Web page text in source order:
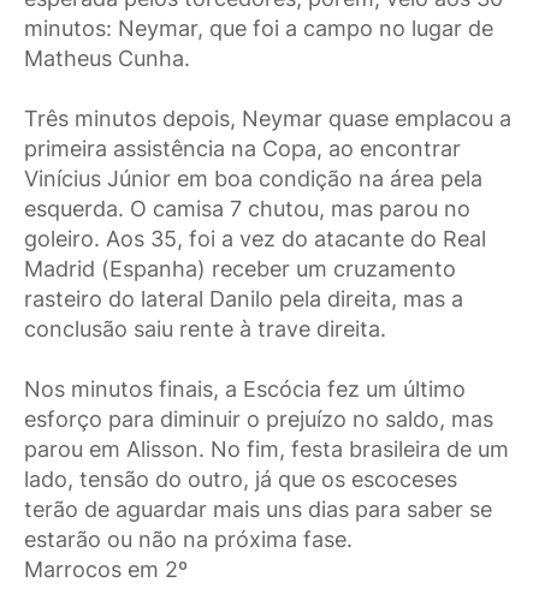
minutos: Neymar, que foi a campo no lugar de
Matheus Cunha.
Três minutos depois, Neymar quase emplacou a
primeira assistência na Copa, ao encontrar
Vinícius Júnior em boa condição na área pela
esquerda. O camisa 7 chutou, mas parou no
goleiro. Aos 35, foi a vez do atacante do Real
Madrid (Espanha) receber um cruzamento
rasteiro do lateral Danilo pela direita, mas a
conclusão saiu rente à trave direita.
Nos minutos finais, a Escócia fez um último
esforço para diminuir o prejuízo no saldo, mas
parou em Alisson. No fim, festa brasileira de um
lado, tensão do outro, já que os escoceses
terão de aguardar mais uns dias para saber se
estarão ou não na próxima fase.
Marrocos em 2º